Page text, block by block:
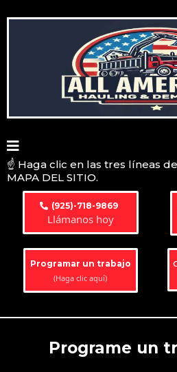
☝️ Haga clic en las tres líneas
MAPA DEL SITIO.
(925)-718-9869
Llámanos hoy
Programar un trabajo
(Haga clic aquí)
Programe un